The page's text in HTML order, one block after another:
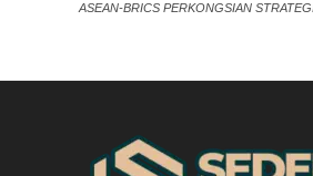
ASEAN-BRICS PERKONGSIAN